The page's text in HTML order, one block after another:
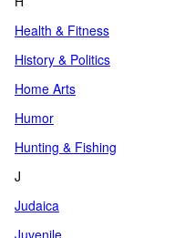
Health & Fitness
History & Politics
Home Arts
Humor
Hunting & Fishing
J
Judaica
Juvenile